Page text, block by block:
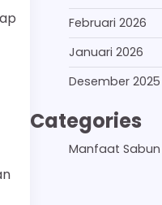
Februari 2026
Januari 2026
Desember 2025
Categories
Manfaat Sabun